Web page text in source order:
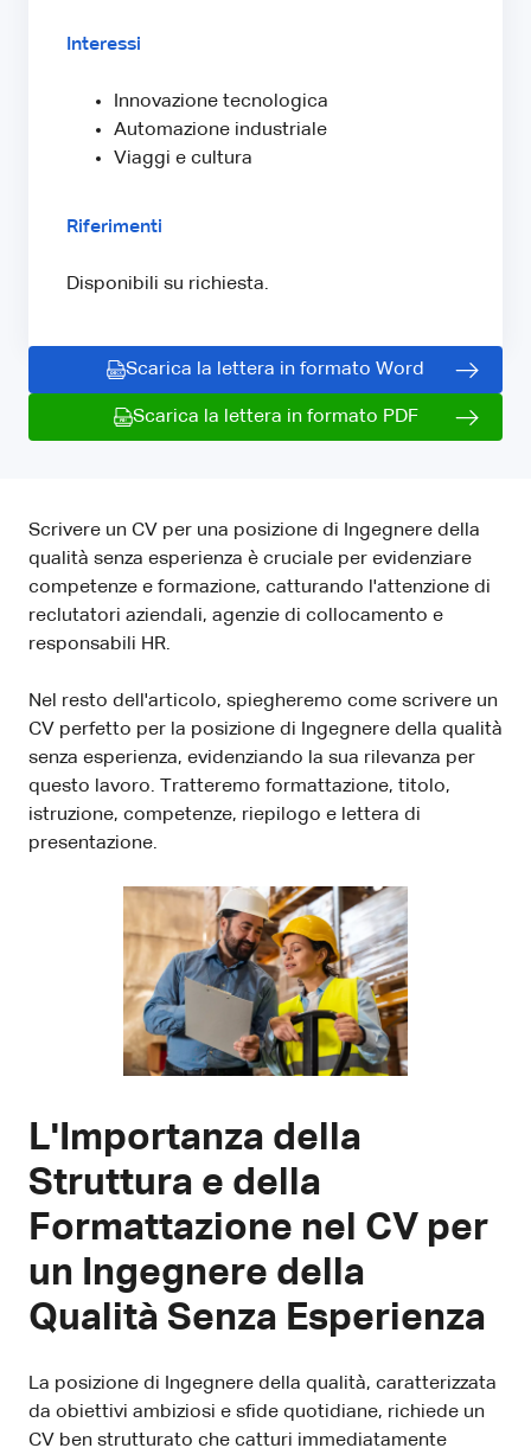
Interessi
Innovazione tecnologica
Automazione industriale
Viaggi e cultura
Riferimenti
Disponibili su richiesta.
Scarica la lettera in formato Word
Scarica la lettera in formato PDF
Scrivere un CV per una posizione di Ingegnere della
qualità senza esperienza è cruciale per evidenziare
competenze e formazione, catturando l'attenzione di
reclutatori aziendali, agenzie di collocamento e
responsabili HR.
Nel resto dell'articolo, spiegheremo come scrivere un
CV perfetto per la posizione di Ingegnere della qualità
senza esperienza, evidenziando la sua rilevanza per
questo lavoro. Tratteremo formattazione, titolo,
istruzione, competenze, riepilogo e lettera di
presentazione.
L'Importanza della
Struttura e della
Formattazione nel CV per
un Ingegnere della
Qualità Senza Esperienza
La posizione di Ingegnere della qualità, caratterizzata
da obiettivi ambiziosi e sfide quotidiane, richiede un
CV ben strutturato che catturi immediatamente